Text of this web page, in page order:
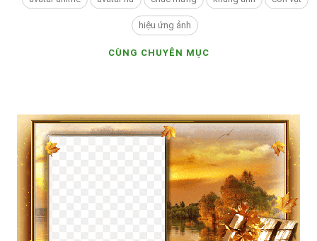
hiệu ứng ảnh
CÙNG CHUYÊN MỤC